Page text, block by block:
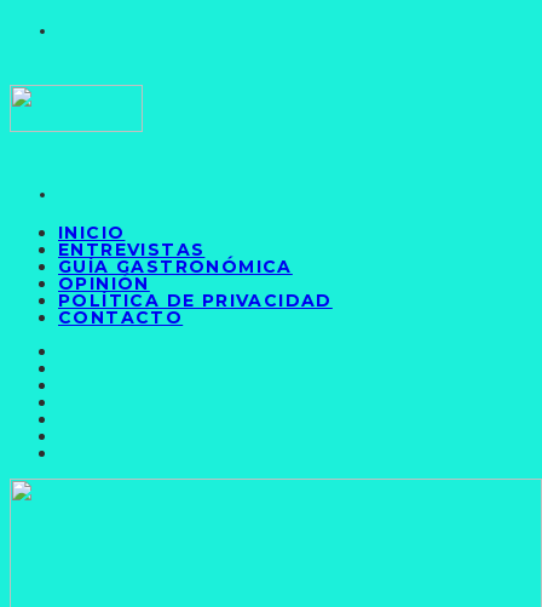
INICIO
ENTREVISTAS
GUÍA GASTRONÓMICA
OPINIÓN
POLÍTICA DE PRIVACIDAD
CONTACTO